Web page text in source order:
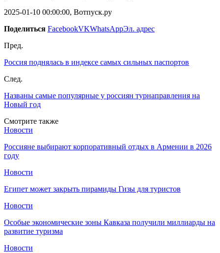
2025-01-10 00:00:00, Вотпуск.ру
Поделиться FacebookVKWhatsAppЭл. адрес
Пред.
Россия поднялась в индексе самых сильных паспортов
След.
Названы самые популярные у россиян турнаправления на
Новый год
Смотрите также
Новости
Россияне выбирают корпоративный отдых в Армении в 2026
году
Новости
Египет может закрыть пирамиды Гизы для туристов
Новости
Особые экономические зоны Кавказа получили миллиарды на
развитие туризма
Новости